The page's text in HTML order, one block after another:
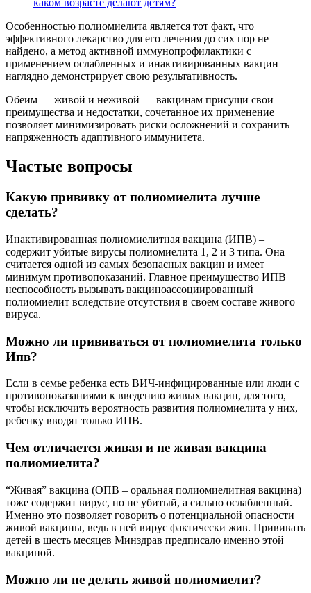
Особенностью полиомиелита является тот факт, что
эффективного лекарство для его лечения до сих пор не
найдено, а метод активной иммунопрофилактики с
применением ослабленных и инактивированных вакцин
наглядно демонстрирует свою результативность.
Обеим — живой и неживой — вакцинам присущи свои
преимущества и недостатки, сочетанное их применение
позволяет минимизировать риски осложнений и сохранить
напряженность адаптивного иммунитета.
Частые вопросы
Какую прививку от полиомиелита лучше
сделать?
Инактивированная полиомиелитная вакцина (ИПВ) –
содержит убитые вирусы полиомиелита 1, 2 и 3 типа. Она
считается одной из самых безопасных вакцин и имеет
минимум противопоказаний. Главное преимущество ИПВ –
неспособность вызывать вакциноассоциированный
полиомиелит вследствие отсутствия в своем составе живого
вируса.
Можно ли прививаться от полиомиелита только
Ипв?
Если в семье ребенка есть ВИЧ-инфицированные или люди с
противопоказаниями к введению живых вакцин, для того,
чтобы исключить вероятность развития полиомиелита у них,
ребенку вводят только ИПВ.
Чем отличается живая и не живая вакцина
полиомиелита?
“Живая” вакцина (ОПВ – оральная полиомиелитная вакцина)
тоже содержит вирус, но не убитый, а сильно ослабленный.
Именно это позволяет говорить о потенциальной опасности
живой вакцины, ведь в ней вирус фактически жив. Прививать
детей в шесть месяцев Минздрав предписало именно этой
вакциной.
Можно ли не делать живой полиомиелит?